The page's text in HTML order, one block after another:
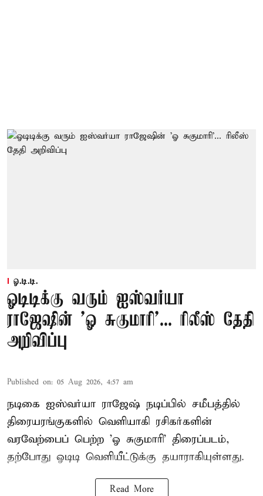
ஓ.டி.டி.
ஓடிடிக்கு வரும் ஐஸ்வர்யா
ராஜேஷின் 'ஓ சுகுமாரி'... ரிலீஸ் தேதி
அறிவிப்பு
Published on: 05 Aug 2026, 4:57 am
நடிகை ஐஸ்வர்யா ராஜேஷ் நடிப்பில் சமீபத்தில்
திரையரங்குகளில் வெளியாகி ரசிகர்களின்
வரவேற்பைப் பெற்ற 'ஓ சுகுமாரி' திரைப்படம்,
தற்போது ஓடிடி வெளியீட்டுக்கு தயாராகியுள்ளது.
Read More